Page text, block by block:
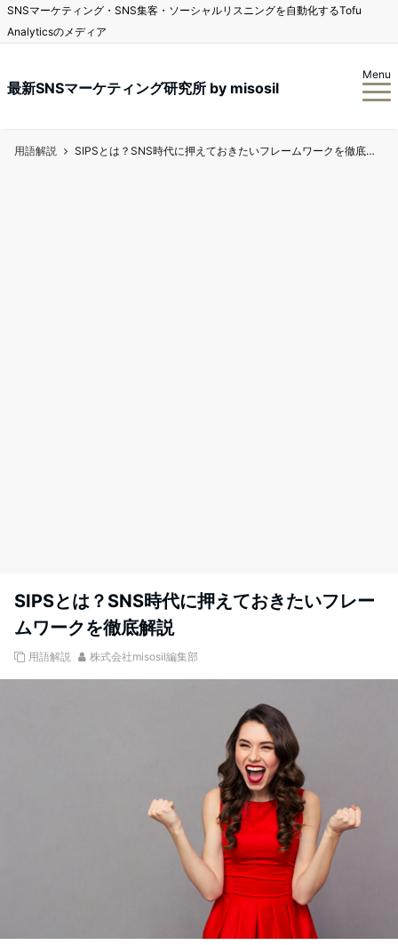
SNSマーケティング・SNS集客・ソーシャルリスニングを自動化するTofu
Analyticsのメディア
最新SNSマーケティング研究所 by misosil
Menu
用語解説 SIPSとは？SNS時代に押えておきたいフレームワークを徹底解説
SIPSとは？SNS時代に押えておきたいフレー
ムワークを徹底解説
用語解説 株式会社misosil編集部